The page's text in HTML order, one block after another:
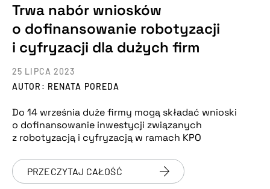
Trwa nabór wniosków
o dofinansowanie robotyzacji
i cyfryzacji dla dużych firm
AUTOR: RENATA POREDA
25 LIPCA 2023
Do 14 września duże firmy mogą składać wnioski
o dofinansowanie inwestycji związanych
z robotyzacją i cyfryzacją w ramach KPO
PRZECZYTAJ CAŁOŚĆ